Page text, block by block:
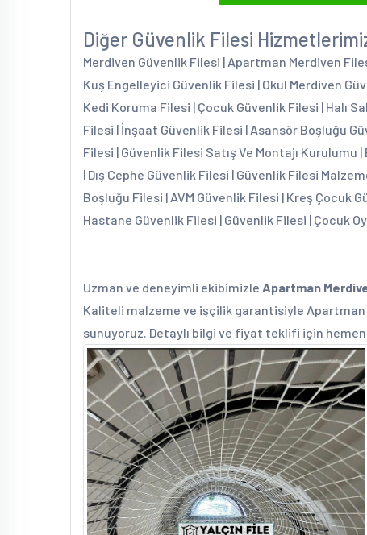
Diğer Güvenlik Filesi
Merdiven Güvenlik Filesi | Apartman Merdiven
Kuş Engelleyici Güvenlik Filesi | Okul Merdiven
Kedi Koruma Filesi | Çocuk Güvenlik Filesi | Halı
Filesi | İnşaat Güvenlik Filesi | Asansör Boşluğu
Filesi | Güvenlik Filesi Satış Ve Montajı
| Dış Cephe Güvenlik Filesi | Güvenlik Filesi
Boşluğu Filesi | AVM Güvenlik Filesi | Kreş Çocuk
Hastane Güvenlik Filesi | Güvenlik Filesi | Çocuk
Uzman ve deneyimli ekibimizle Apartman
Kaliteli malzeme ve işçilik garantisiyle
sunuyoruz. Detaylı bilgi ve fiyat teklifi için hemen